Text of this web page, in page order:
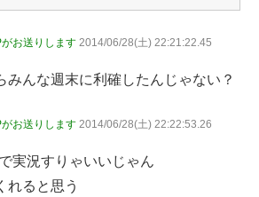
お送りします 2014/06/28(土) 22:21:22.45
みんな週末に利確したんじゃない？
お送りします 2014/06/28(土) 22:22:53.26
実況すりゃいいじゃん
れると思う